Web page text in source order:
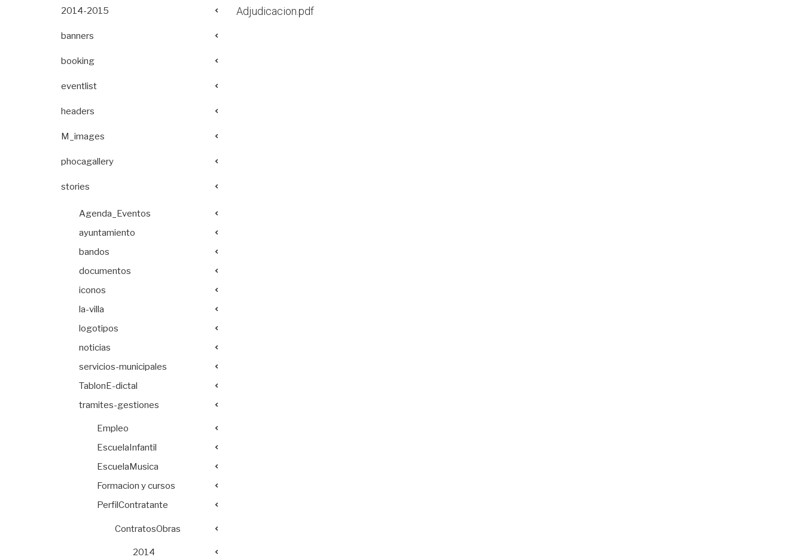
Adjudicacion.pdf
2014-2015
banners
booking
eventlist
headers
M_images
phocagallery
stories
Agenda_Eventos
ayuntamiento
bandos
documentos
iconos
la-villa
logotipos
noticias
servicios-municipales
TablonE-dictal
tramites-gestiones
Empleo
EscuelaInfantil
EscuelaMusica
Formacion y cursos
PerfilContratante
ContratosObras
2014